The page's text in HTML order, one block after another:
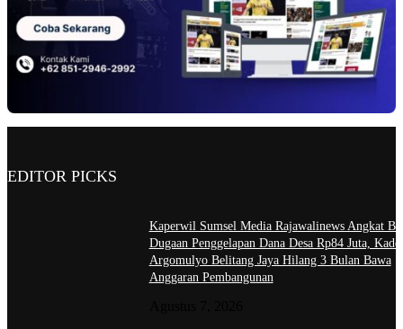
EDITOR PICKS
Kaperwil Sumsel Media Rajawalinews Angkat
Dugaan Penggelapan Dana Desa Rp84 Juta,
Argomulyo Belitang Jaya Hilang 3 Bulan Bawa
Anggaran Pembangunan